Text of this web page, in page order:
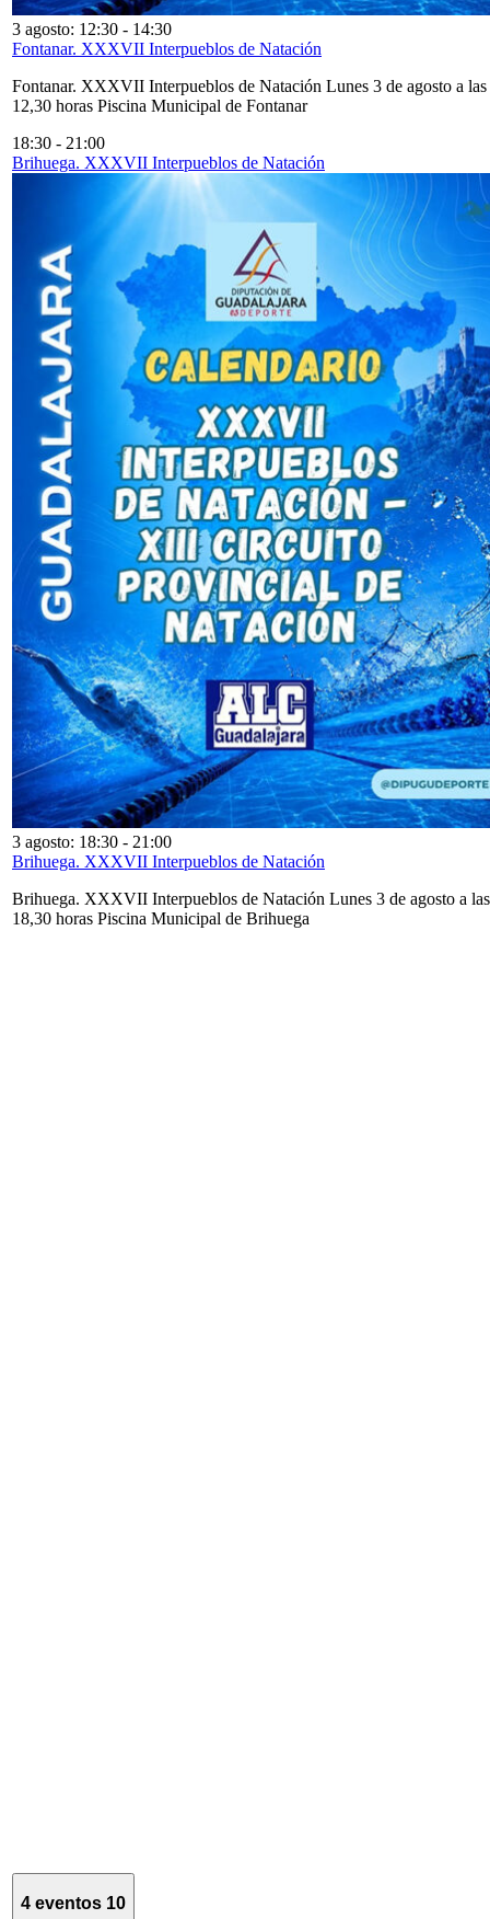
3 agosto: 12:30 - 14:30
Fontanar. XXXVII Interpueblos de Natación
Fontanar. XXXVII Interpueblos de Natación Lunes 3 de agosto a las
12,30 horas Piscina Municipal de Fontanar
18:30 - 21:00
Brihuega. XXXVII Interpueblos de Natación
3 agosto: 18:30 - 21:00
Brihuega. XXXVII Interpueblos de Natación
Brihuega. XXXVII Interpueblos de Natación Lunes 3 de agosto a las
18,30 horas Piscina Municipal de Brihuega
4 eventos 10